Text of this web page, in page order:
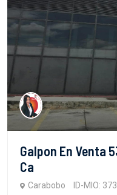
Galpon En Venta
Ca
Carabobo ID-MIO: